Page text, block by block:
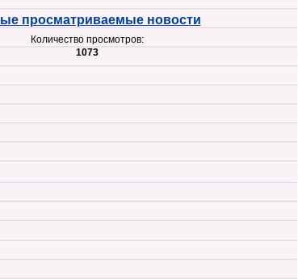
просматриваемые новости
Количество просмотров:
1073